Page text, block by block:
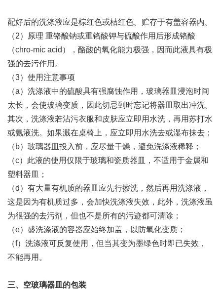
配好后的洗涤液应是棕红色或桔红色。贮存于有盖容器内。
（2）原理 重铬酸钠或重铬酸钾与硫酸作用后形成铬酸
（chro-mic acid），酪酸的氧化能力极强，因而此液具有极
强的去污作用。
（3）使用注意事项
（a）洗涤液中的硫酸具有强腐蚀作用，玻璃器皿浸泡时间
太长，会使玻璃变质，因此切忌到时忘记将器皿取出冲洗。
其次，洗涤液若沾污衣服和皮肤应立即用水洗，再用苏打水
或氨液洗。如果溅在桌椅上，应立即用水洗去或湿布抹去；
（b）玻璃器皿投入前，应尽量干燥，避免洗涤液稀释；
（c）此液的使用仅限于玻璃和瓷质器皿，不适用于金属和
塑料器皿；
（d）有大量有机质的器皿应先行擦洗，然后再用洗涤液，
这是因为有机质过多，会加快洗涤液失效，此外，洗涤液虽
为很强的去污剂，但也不是所有的污迹都可清除；
（e）盛洗涤液的容器应始终加盖，以防氧化变质；
（f）洗涤液可反复使用，但当其变为墨绿色时即已失效，
不能再用。
三、空玻璃器皿的包装